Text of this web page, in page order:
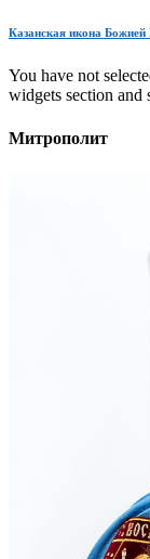
Казанская икона
You have not
widgets section and
Митрополит